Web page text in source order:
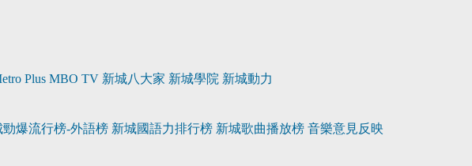
Plus MBO TV 新城八大家 新城學院 新城動力
勁爆流行榜-外語榜 新城國語力排行榜 新城歌曲播放榜 音樂意見反映